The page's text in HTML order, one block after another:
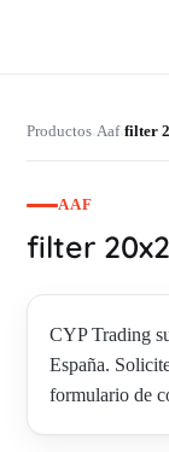
Productos›Aaf›filter
AAF
filter
CYP Trading
España.
formulario de